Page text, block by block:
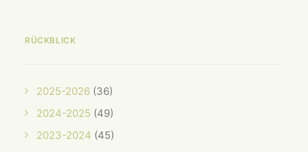
RÜCKBLICK
2025-2026 (36)
2024-2025 (49)
2023-2024 (45)